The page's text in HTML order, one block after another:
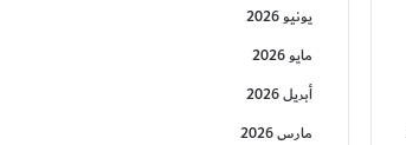
يونيو 2026
مايو 2026
أبريل 2026
مارس 2026